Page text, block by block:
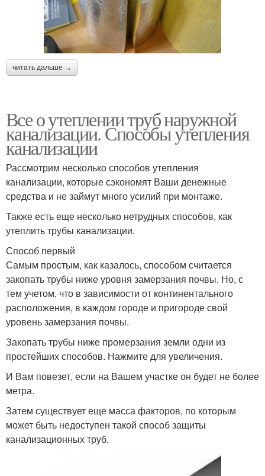
читать дальше →
Все о утеплении труб наружной
канализации. Способы утепления
канализации
Рассмотрим несколько способов утепления
канализации, которые сэкономят Ваши денежные
средства и не займут много усилий при монтаже.
Также есть еще несколько нетрудных способов, как
утеплить трубы канализации.
Способ первый
Самым простым, как казалось, способом считается
закопать трубы ниже уровня замерзания почвы. Но, с
тем учетом, что в зависимости от континентального
расположения, в каждом городе и пригороде свой
уровень замерзания почвы.
Закопать трубы ниже промерзания земли одни из
простейших способов. Нажмите для увеличения.
И Вам повезет, если на Вашем участке он будет не более
метра.
Затем существует еще масса факторов, по которым
может быть недоступен такой способ защиты
канализационных труб.